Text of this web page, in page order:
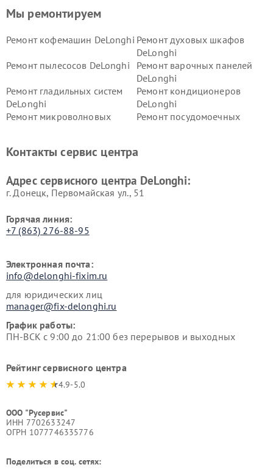
Мы ремонтируем
Ремонт кофемашин DeLonghi Ремонт духовых шкафов
DeLonghi
Ремонт пылесосов DeLonghi
Ремонт варочных панелей
DeLonghi
Ремонт гладильных систем
DeLonghi
Ремонт кондиционеров
DeLonghi
Ремонт микроволновых
Ремонт посудомоечных
DeLonghi
DeLonghi
Контакты сервис центра
Адрес сервисного центра DeLonghi:
г. Донецк, Первомайская ул., 51
Горячая линия:
+7 (863) 276-88-95
Электронная почта:
info@delonghi-fixim.ru
для юридических лиц
manager@fix-delonghi.ru
График работы:
ПН-ВСК с 9:00 до 21:00 без перерывов и выходных
Рейтинг сервисного центра
4.9-5.0
ООО "Русервис"
ИНН 7702633247
ОГРН 1077746335776
Поделиться в соц. сетях: